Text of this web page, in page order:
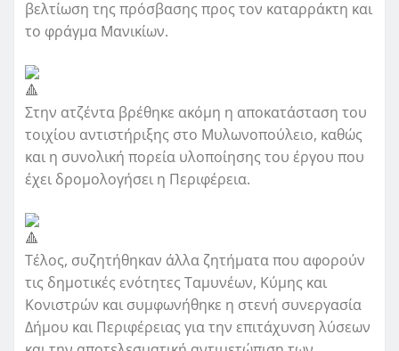
βελτίωση της πρόσβασης προς τον καταρράκτη και
το φράγμα Μανικίων.
Στην ατζέντα βρέθηκε ακόμη η αποκατάσταση του
τοιχίου αντιστήριξης στο Μυλωνοπούλειο, καθώς
και η συνολική πορεία υλοποίησης του έργου που
έχει δρομολογήσει η Περιφέρεια.
Τέλος, συζητήθηκαν άλλα ζητήματα που αφορούν
τις δημοτικές ενότητες Ταμυνέων, Κύμης και
Κονιστρών και συμφωνήθηκε η στενή συνεργασία
Δήμου και Περιφέρειας για την επιτάχυνση λύσεων